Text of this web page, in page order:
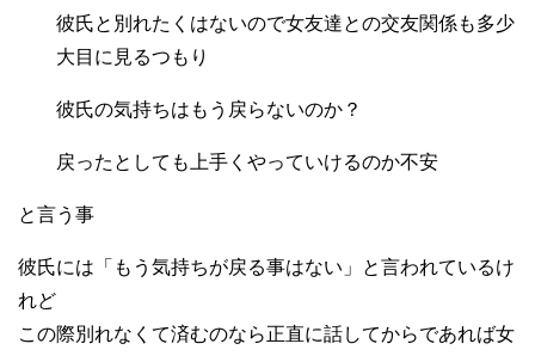
彼氏と別れたくはないので女友達との交友関係も多少
大目に見るつもり
彼氏の気持ちはもう戻らないのか？
戻ったとしても上手くやっていけるのか不安
と言う事
彼氏には「もう気持ちが戻る事はない」と言われているけ
れど
この際別れなくて済むのなら正直に話してからであれば女